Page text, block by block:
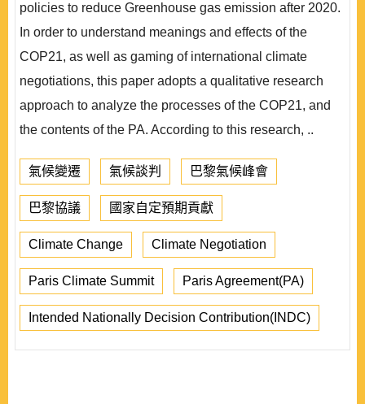
policies to reduce Greenhouse gas emission after 2020.
In order to understand meanings and effects of the
COP21, as well as gaming of international climate
negotiations, this paper adopts a qualitative research
approach to analyze the processes of the COP21, and
the contents of the PA. According to this research, ..
氣候變遷 氣候談判 巴黎氣候峰會
巴黎協議 國家自定預期貢獻
Climate Change Climate Negotiation
Paris Climate Summit Paris Agreement(PA)
Intended Nationally Decision Contribution(INDC)